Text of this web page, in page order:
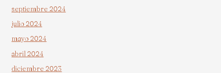
septiembre 2024
julio 2024
mayo 2024
abril 2024
diciembre 2023